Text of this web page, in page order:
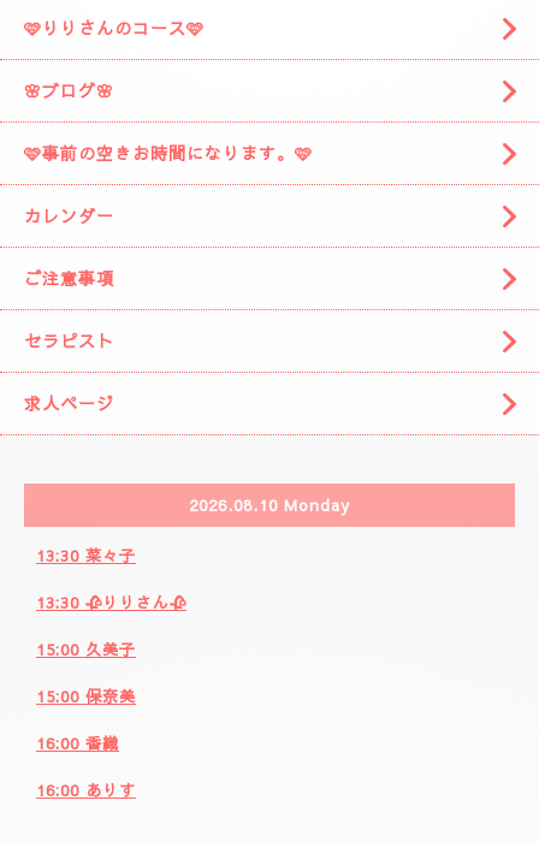
13:30 菜々子
13:30 🥀りりさん🥀
15:00 久美子
15:00 保奈美
16:00 香織